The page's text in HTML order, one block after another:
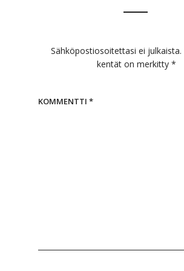
Sähköpostiosoitettasi ei julkaista.
kentät on merkitty *
KOMMENTTI *